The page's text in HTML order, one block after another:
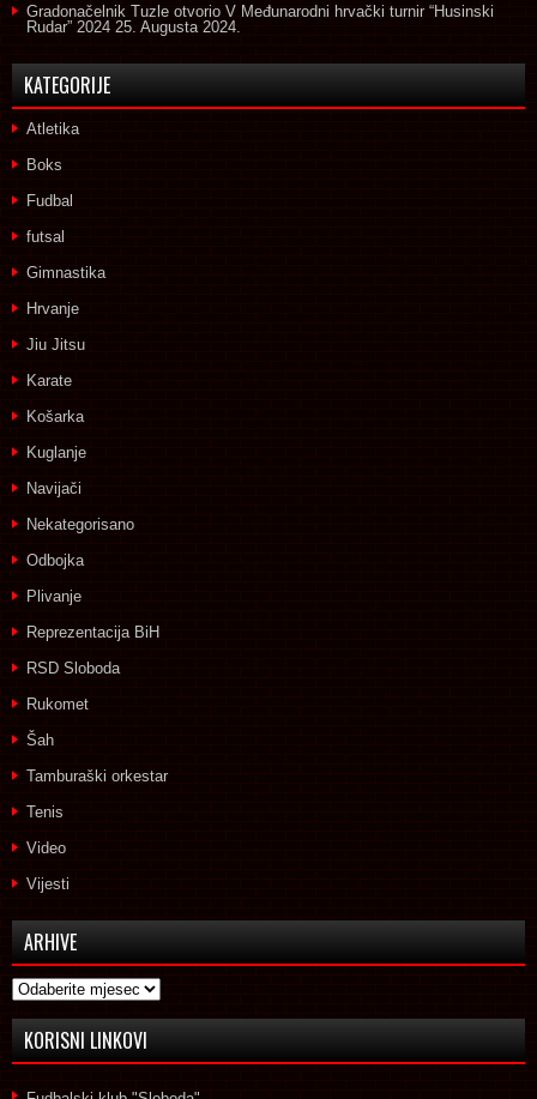
Gradonačelnik Tuzle otvorio V Međunarodni hrvački turnir “Husinski
Rudar” 2024 25. Augusta 2024.
KATEGORIJE
Atletika
Boks
Fudbal
futsal
Gimnastika
Hrvanje
Jiu Jitsu
Karate
Košarka
Kuglanje
Navijači
Nekategorisano
Odbojka
Plivanje
Reprezentacija BiH
RSD Sloboda
Rukomet
Šah
Tamburaški orkestar
Tenis
Video
Vijesti
ARHIVE
Arhive
KORISNI LINKOVI